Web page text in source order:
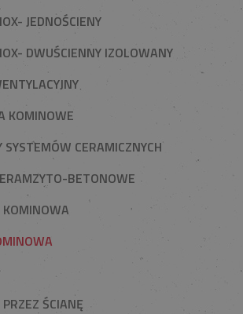
JEDNOŚCIENY
DWUŚCIENNY IZOLOWANY
KOMINOWE
SYSTEMÓW CERAMICZNYCH
BETONOWE
KOMINOWA
PRZEZ ŚCIANĘ